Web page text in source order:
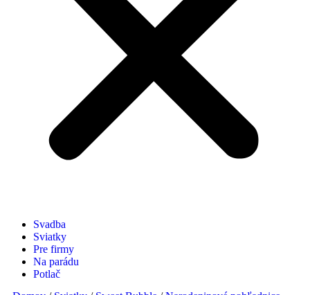
Svadba
Sviatky
Pre firmy
Na parádu
Potlač